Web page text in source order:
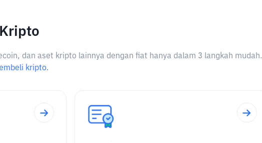
dan aset kripto lainnya dengan fiat hanya dalam 3 langkah mudah.
kripto.